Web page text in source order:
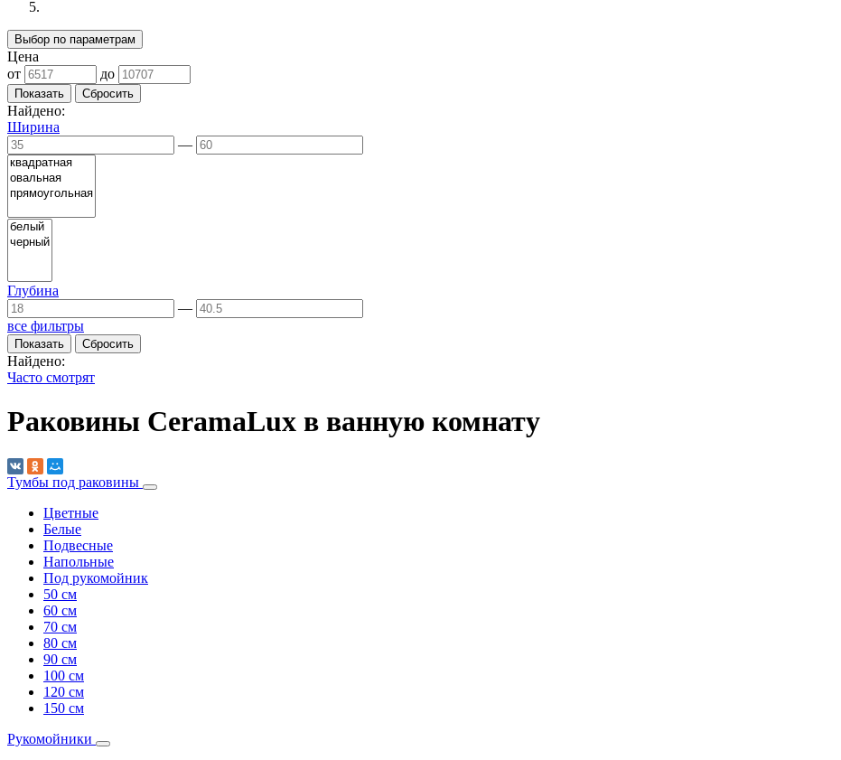
Выбор по параметрам
Цена
от
до
Найдено:
Ширина
—
Глубина
—
все фильтры
Найдено:
Часто смотрят
Раковины CeramaLux в ванную комнату
Тумбы под раковины
Цветные
Белые
Подвесные
Напольные
Под рукомойник
50 см
60 см
70 см
80 см
90 см
100 см
120 см
150 см
Рукомойники